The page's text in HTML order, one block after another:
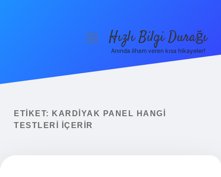
Yasal Uyarı
menüyüHızlı Bilgi Durağı
Anında ilham veren kısa hikayeler!
ETIKET:
KARDIYAK PANEL HANGI
TESTLERI IÇERIR